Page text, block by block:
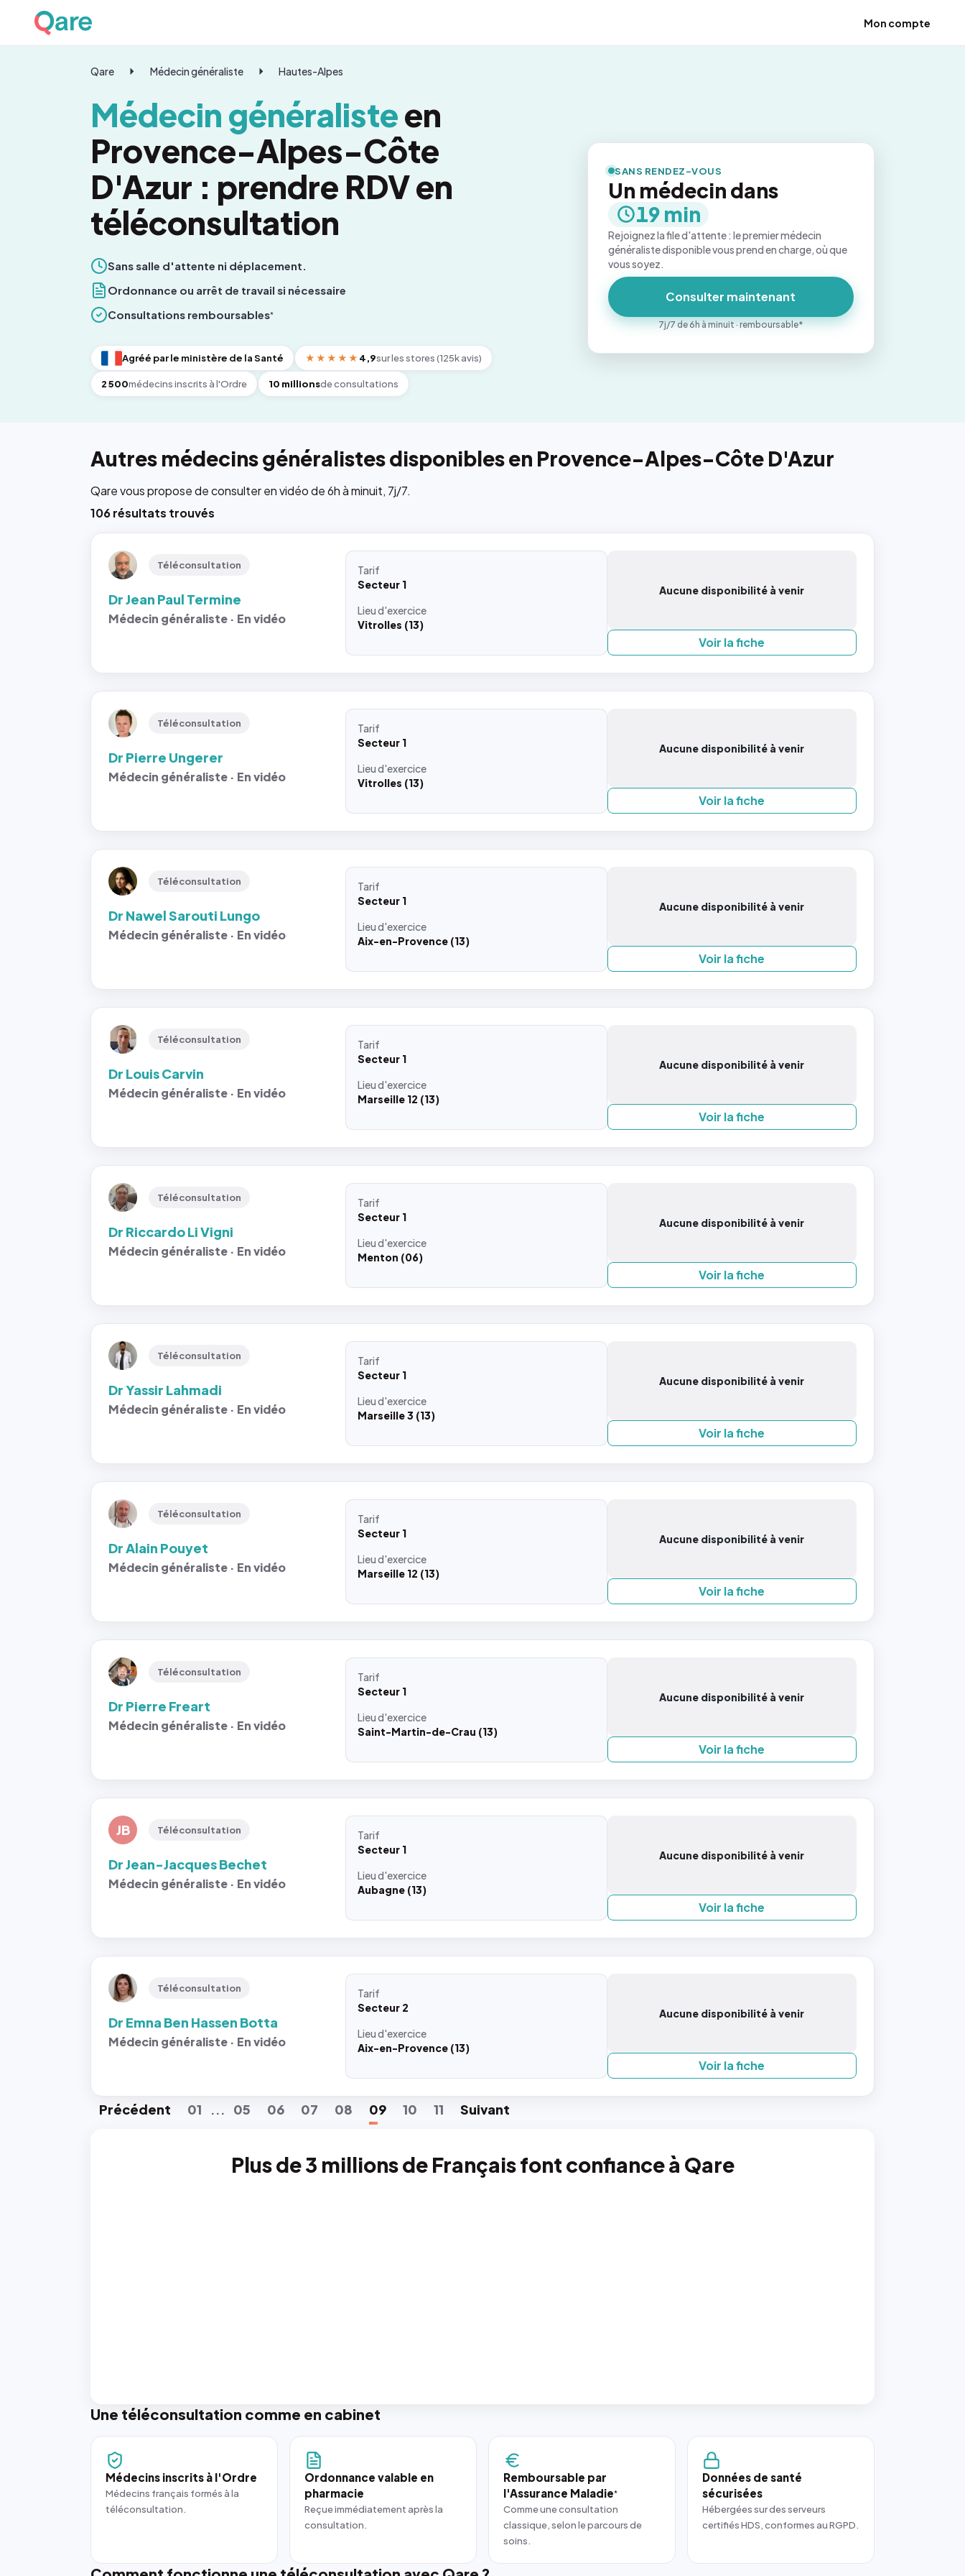
Mon compte
Qare Médecin généraliste Hautes-Alpes
Médecin généralisteen
Provence-Alpes-Côte
D'Azur : prendre RDV en
téléconsultation
Sans salle d'attente ni déplacement.
Ordonnance ou arrêt de travail si nécessaire
Consultations remboursables*
Agréé par le ministère de la Santé ★★★★★ 4,9sur les stores (125k avis)
2 500médecins inscrits à l'Ordre 10 millionsde consultations
SANS RENDEZ-VOUS
Un médecin dans
19 min
Rejoignez la file d'attente : le premier médecin
généraliste disponible vous prend en charge, où que
vous soyez.
Consulter maintenant
7j/7 de 6h à minuit · remboursable*
Autres médecins généralistes disponibles en Provence-Alpes-Côte D'Azur
Qare vous propose de consulter en vidéo de 6h à minuit, 7j/7.
106 résultats trouvés
Téléconsultation
Dr Jean Paul Termine
Médecin généraliste · En vidéo
Tarif
Secteur 1
Lieud'exercice
Vitrolles (13)
Aucune disponibilité à venir
Voir la fiche
Téléconsultation
Dr Pierre Ungerer
Médecin généraliste · En vidéo
Tarif
Secteur 1
Lieud'exercice
Vitrolles (13)
Aucune disponibilité à venir
Voir la fiche
Téléconsultation
Dr Nawel Sarouti Lungo
Médecin généraliste · En vidéo
Tarif
Secteur 1
Lieud'exercice
Aix-en-Provence (13)
Aucune disponibilité à venir
Voir la fiche
Téléconsultation
Dr Louis Carvin
Médecin généraliste · En vidéo
Tarif
Secteur 1
Lieud'exercice
Marseille 12 (13)
Aucune disponibilité à venir
Voir la fiche
Téléconsultation
Dr Riccardo Li Vigni
Médecin généraliste · En vidéo
Tarif
Secteur 1
Lieud'exercice
Menton (06)
Aucune disponibilité à venir
Voir la fiche
Téléconsultation
Dr Yassir Lahmadi
Médecin généraliste · En vidéo
Tarif
Secteur 1
Lieud'exercice
Marseille 3 (13)
Aucune disponibilité à venir
Voir la fiche
Téléconsultation
Dr Alain Pouyet
Médecin généraliste · En vidéo
Tarif
Secteur 1
Lieud'exercice
Marseille 12 (13)
Aucune disponibilité à venir
Voir la fiche
Téléconsultation
Dr Pierre Freart
Médecin généraliste · En vidéo
Tarif
Secteur 1
Lieud'exercice
Saint-Martin-de-Crau (13)
Aucune disponibilité à venir
Voir la fiche
JB Téléconsultation
Dr Jean-Jacques Bechet
Médecin généraliste · En vidéo
Tarif
Secteur 1
Lieud'exercice
Aubagne (13)
Aucune disponibilité à venir
Voir la fiche
Téléconsultation
Dr Emna Ben Hassen Botta
Médecin généraliste · En vidéo
Tarif
Secteur 2
Lieud'exercice
Aix-en-Provence (13)
Aucune disponibilité à venir
Voir la fiche
Précédent 01 ... 05 06 07 08 09 10 11 Suivant
Plus de 3 millions de Français font confiance à Qare
Une téléconsultation comme en cabinet
Médecins inscrits à l'Ordre
Médecins français formés à la
téléconsultation.
Ordonnance valable en
pharmacie
Reçue immédiatement après la
consultation.
Remboursable par
l'Assurance Maladie*
Comme une consultation
classique, selon le parcours de
soins.
Données de santé
sécurisées
Hébergées sur des serveurs
certifiés HDS, conformes au RGPD.